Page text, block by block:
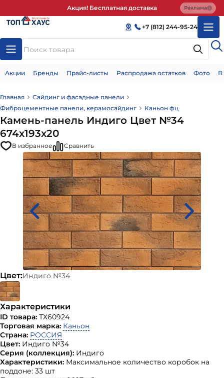
Акция! Бесплатная доставка Реклама
+7 (812) 244-95-24
Акции Бренды Прайс-листы Распродажа остатков Фото
Главная
Сайдинг и фасадные панели
Фиброцементные панели, керамосайдинг
Каньон фц
Камень-панель Индиго Цвет №34
674х193х20
В избранное Сравнить
Цвет:Индиго №34
Характеристики
ID товара: ТХ60924
Торговая марка: Каньон
Страна: РОССИЯ
Цвет: Индиго №34
Серия (коллекция): Индиго
Характеристики: Максимальное количество коробок на
поддоне: 33 шт